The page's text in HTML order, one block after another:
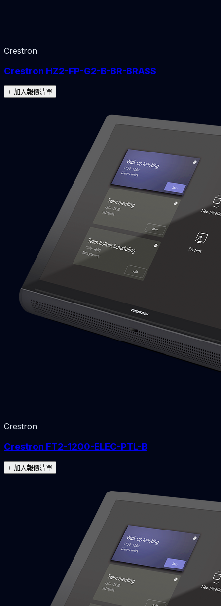
Crestron
Crestron HZ2-FP-G2-B-BR-BRASS
+ 加入報價清單
Crestron
Crestron FT2-1200-ELEC-PTL-B
+ 加入報價清單